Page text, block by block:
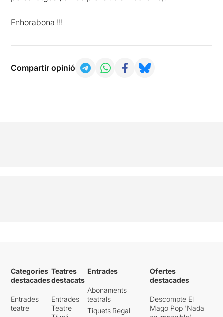
Enhorabona !!!
Compartir opinió
Categories
destacades
Entrades
teatre
Teatres
destacats
Entrades
Teatre
Entrades
Abonaments
teatrals
Tiquets Regal
Ofertes
destacades
Descompte El
Mago Pop 'Nada